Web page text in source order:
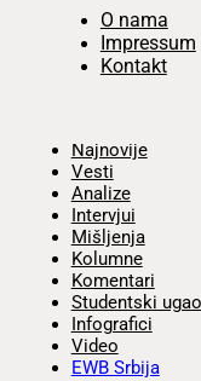
O nama
Impressum
Kontakt
Najnovije
Vesti
Analize
Intervjui
Mišljenja
Kolumne
Komentari
Studentski ugao
Infografici
Video
EWB Srbija